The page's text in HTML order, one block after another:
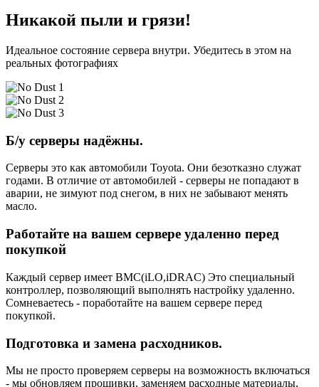
Никакой пыли и грязи!
Идеальное состояние сервера внутри. Убедитесь в этом на
реальных фотографиях
Б/у серверы надёжны.
Серверы это как автомобили Toyota. Они безотказно служат
годами. В отличие от автомобилей - серверы не попадают в
аварии, не зимуют под снегом, в них не забывают менять
масло.
Работайте на вашем сервере удаленно перед
покупкой
Каждый сервер имеет BMC(iLO,iDRAC) Это специальный
контроллер, позволяющий выполнять настройку удаленно.
Сомневаетесь - поработайте на вашем сервере перед
покупкой.
Подготовка и замена расходников.
Мы не просто проверяем серверы на возможность включаться
- мы обновляем прошивки, заменяем расходные материалы,